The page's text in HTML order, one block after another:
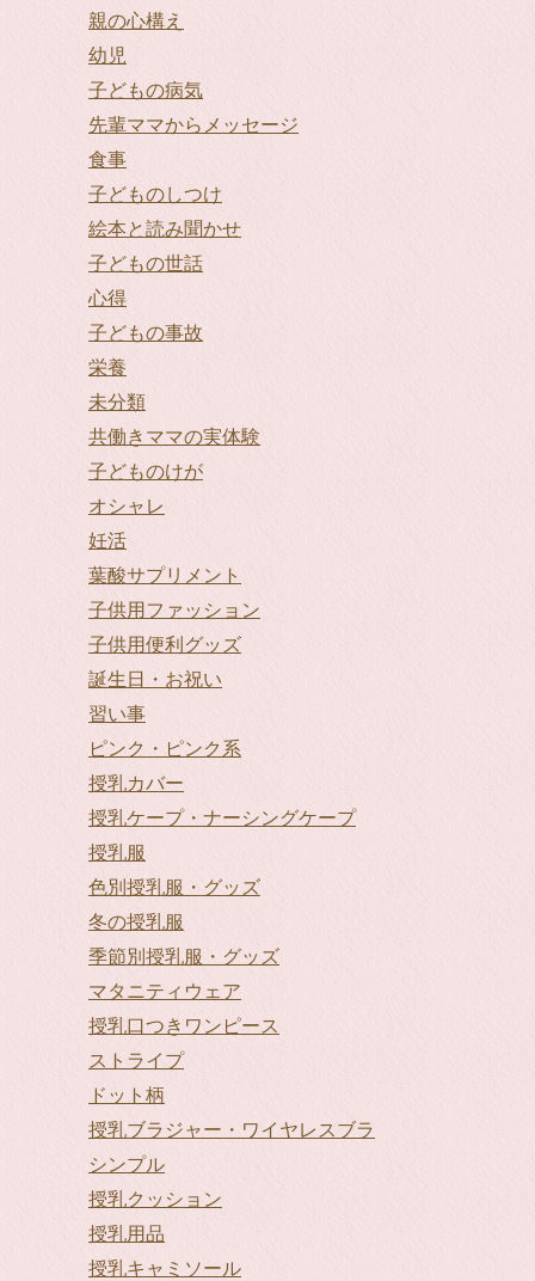
親の心構え
幼児
子どもの病気
先輩ママからメッセージ
食事
子どものしつけ
絵本と読み聞かせ
子どもの世話
心得
子どもの事故
栄養
未分類
共働きママの実体験
子どものけが
オシャレ
妊活
葉酸サプリメント
子供用ファッション
子供用便利グッズ
誕生日・お祝い
習い事
ピンク・ピンク系
授乳カバー
授乳ケープ・ナーシングケープ
授乳服
色別授乳服・グッズ
冬の授乳服
季節別授乳服・グッズ
マタニティウェア
授乳口つきワンピース
ストライプ
ドット柄
授乳ブラジャー・ワイヤレスブラ
シンプル
授乳クッション
授乳用品
授乳キャミソール